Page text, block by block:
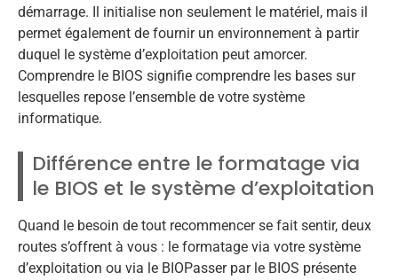
démarrage. Il initialise non seulement le matériel, mais il
permet également de fournir un environnement à partir
duquel le système d’exploitation peut amorcer.
Comprendre le BIOS signifie comprendre les bases sur
lesquelles repose l’ensemble de votre système
informatique.
Différence entre le formatage via
le BIOS et le système d’exploitation
Quand le besoin de tout recommencer se fait sentir, deux
routes s’offrent à vous : le formatage via votre système
d’exploitation ou via le BIOPasser par le BIOS présente